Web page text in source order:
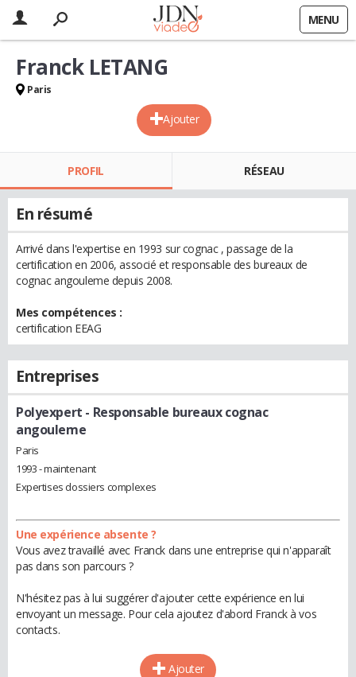
MENU
Ajouter
Franck LETANG
Paris
PROFIL RÉSEAU
En résumé
Arrivé dans l'expertise en 1993 sur cognac , passage de la
certification en 2006, associé et responsable des bureaux de
cognac angouleme depuis 2008.
Mes compétences :
certification EEAG
Entreprises
Polyexpert - Responsable bureaux cognac
angouleme
Paris
1993 - maintenant
Expertises dossiers complexes
Une expérience absente ?
Vous avez travaillé avec Franck dans une entreprise qui n'apparaît
pas dans son parcours ?
N'hésitez pas à lui suggérer d'ajouter cette expérience en lui
envoyant un message. Pour cela ajoutez d'abord Franck à vos
contacts.
Ajouter